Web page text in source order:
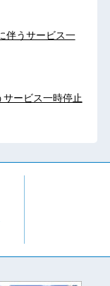
伴うサービス一
ービス一時停止